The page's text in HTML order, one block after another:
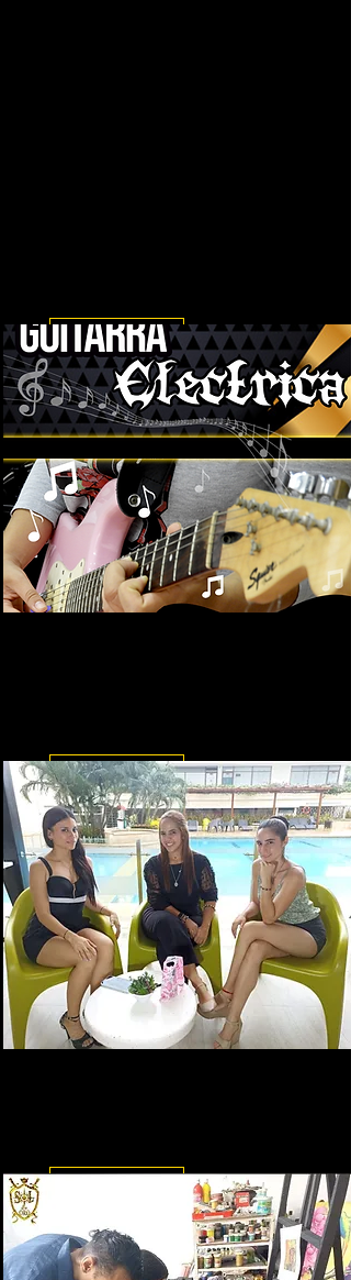
Leer más
Leer más